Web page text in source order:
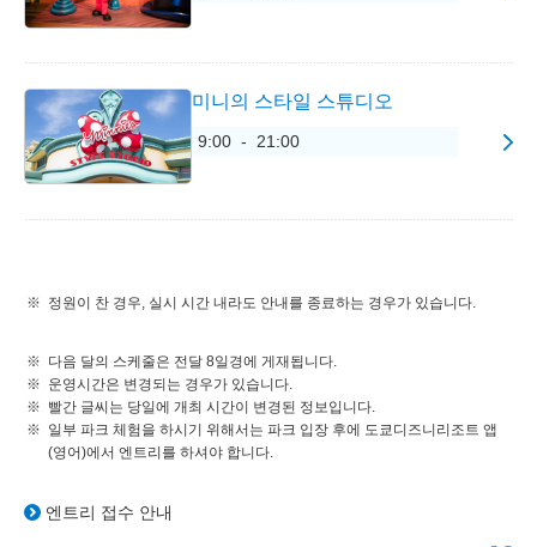
미니의 스타일 스튜디오
9:00 - 21:00
정원이 찬 경우, 실시 시간 내라도 안내를 종료하는 경우가 있습니다.
다음 달의 스케줄은 전달 8일경에 게재됩니다.
운영시간은 변경되는 경우가 있습니다.
빨간 글씨는 당일에 개최 시간이 변경된 정보입니다.
일부 파크 체험을 하시기 위해서는 파크 입장 후에 도쿄디즈니리조트 앱
(영어)에서 엔트리를 하셔야 합니다.
엔트리 접수 안내